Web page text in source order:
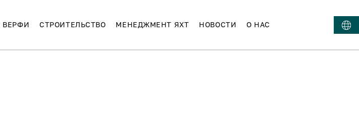
ВЕРФИ СТРОИТЕЛЬСТВО МЕНЕДЖМЕНТ ЯХТ НОВОСТИ О НАС